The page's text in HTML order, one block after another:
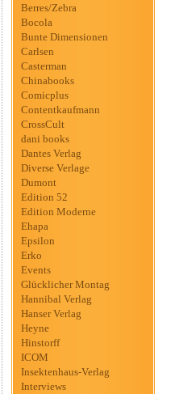
Berres/Zebra
Bocola
Bunte Dimensionen
Carlsen
Casterman
Chinabooks
Comicplus
Contentkaufmann
CrossCult
dani books
Dantes Verlag
Diverse Verlage
Dumont
Edition 52
Edition Moderne
Ehapa
Epsilon
Erko
Events
Glücklicher Montag
Hannibal Verlag
Hanser Verlag
Heyne
Hinstorff
ICOM
Insektenhaus-Verlag
Interviews